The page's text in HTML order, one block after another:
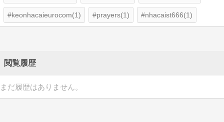
keonhacaieurocom(1) prayers(1) nhacaist666(1)
閲覧履歴
まだ履歴はありません。